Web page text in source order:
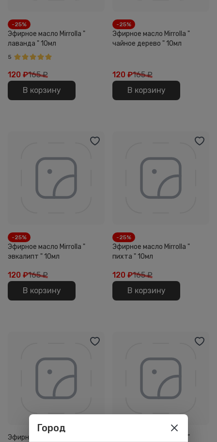
-25%
Эфирное масло Mirrolla "
лаванда " 10мл
5
120 ₽165 ₽
В корзину
-25%
Эфирное масло Mirrolla "
чайное дерево " 10мл
120 ₽165 ₽
В корзину
-25%
Эфирное масло Mirrolla "
эвкалипт " 10мл
120 ₽165 ₽
В корзину
-25%
Эфирное масло Mirrolla "
пихта " 10мл
120 ₽165 ₽
В корзину
Эфирное масло Mirrolla "
Эфирное масло Mirrolla "
Город